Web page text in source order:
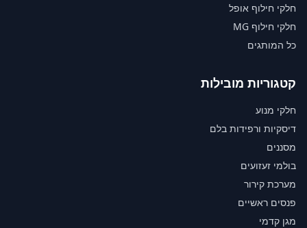
חלקי חילוף אופל
חלקי חילוף MG
כל המותגים
קטגוריות מובילות
חלקי מנוע
דיסקיות ורפידות בלם
מסננים
בולמי זעזועים
מערכת קירור
פנסים ראשיים
מגן קדמי